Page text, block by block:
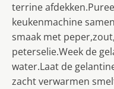
terrine
keukenmachine
smaak met
peterselie.Week de
water.Laat de
zacht verwarmen